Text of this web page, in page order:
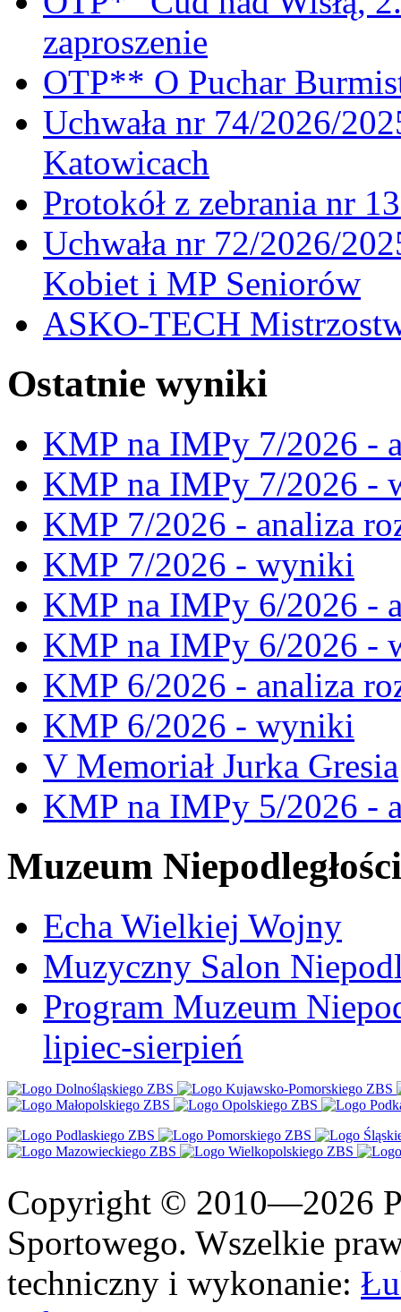
zaproszenie
OTP** O Puchar
Uchwała nr 74/2026/
Katowicach
Protokół z zebrania nr
Uchwała nr 72/2026/
Kobiet i MP Seniorów
ASKO-TECH
Ostatnie wyniki
KMP na IMPy 7/2026 -
KMP na IMPy 7/2026 -
KMP 7/2026 - analiza
KMP 7/2026 - wyniki
KMP na IMPy 6/2026 -
KMP na IMPy 6/2026 -
KMP 6/2026 - analiza
KMP 6/2026 - wyniki
V Memoriał Jurka Gresia
KMP na IMPy 5/2026 -
Muzeum Niepodległości
Echa Wielkiej Wojny
Muzyczny Salon
Program Muzeum
lipiec-sierpień
Copyright © 2010—2026
Sportowego. Wszelkie
techniczny i wykonanie: